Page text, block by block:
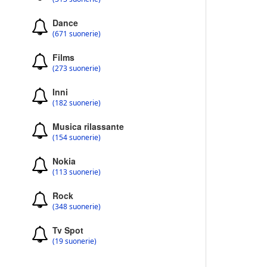
Dance
(671 suonerie)
Films
(273 suonerie)
Inni
(182 suonerie)
Musica rilassante
(154 suonerie)
Nokia
(113 suonerie)
Rock
(348 suonerie)
Tv Spot
(19 suonerie)